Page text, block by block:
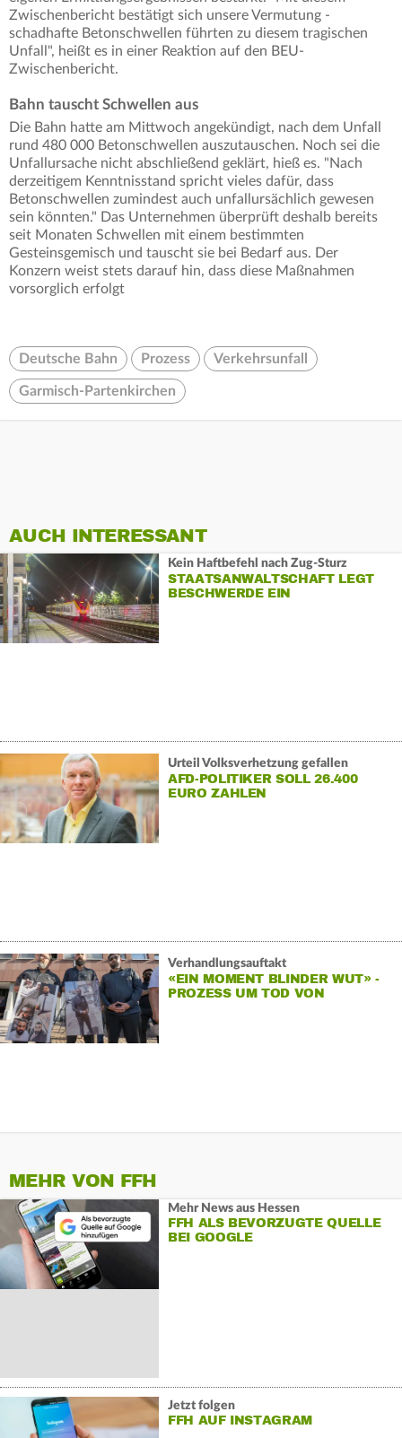
Zwischenbericht bestätigt sich unsere Vermutung -
schadhafte Betonschwellen führten zu diesem tragischen
Unfall", heißt es in einer Reaktion auf den BEU-
Zwischenbericht.
Bahn tauscht Schwellen aus
Die Bahn hatte am Mittwoch angekündigt, nach dem Unfall
rund 480 000 Betonschwellen auszutauschen. Noch sei die
Unfallursache nicht abschließend geklärt, hieß es. "Nach
derzeitigem Kenntnisstand spricht vieles dafür, dass
Betonschwellen zumindest auch unfallursächlich gewesen
sein könnten." Das Unternehmen überprüft deshalb bereits
seit Monaten Schwellen mit einem bestimmten
Gesteinsgemisch und tauscht sie bei Bedarf aus. Der
Konzern weist stets darauf hin, dass diese Maßnahmen
vorsorglich erfolgt
Deutsche Bahn Prozess Verkehrsunfall
Garmisch-Partenkirchen
AUCH INTERESSANT
Kein Haftbefehl nach Zug-Sturz
STAATSANWALTSCHAFT LEGT
BESCHWERDE EIN
Urteil Volksverhetzung gefallen
AFD-POLITIKER SOLL 26.400
EURO ZAHLEN
Verhandlungsauftakt
«EIN MOMENT BLINDER WUT» -
PROZESS UM TOD VON
MEHR VON FFH
Mehr News aus Hessen
FFH ALS BEVORZUGTE QUELLE
BEI GOOGLE
Jetzt folgen
FFH AUF INSTAGRAM